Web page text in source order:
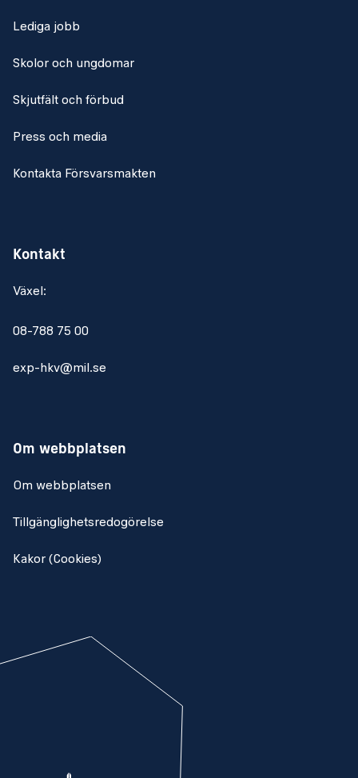
Lediga jobb
Skolor och ungdomar
Skjutfält och förbud
Press och media
Kontakta Försvarsmakten
Kontakt
Växel:
08-788 75 00
exp-hkv@mil.se
Om webbplatsen
Om webbplatsen
Tillgänglighetsredogörelse
Kakor (Cookies)